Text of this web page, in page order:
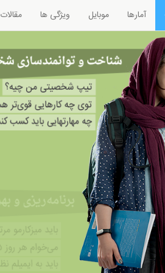
آمارها موبایل ویژگی ها مقالات